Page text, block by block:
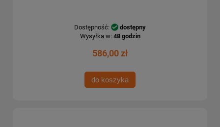
Dostępność:
dostępny
Wysyłka w: 48 godzin
586,00 zł
do koszyka